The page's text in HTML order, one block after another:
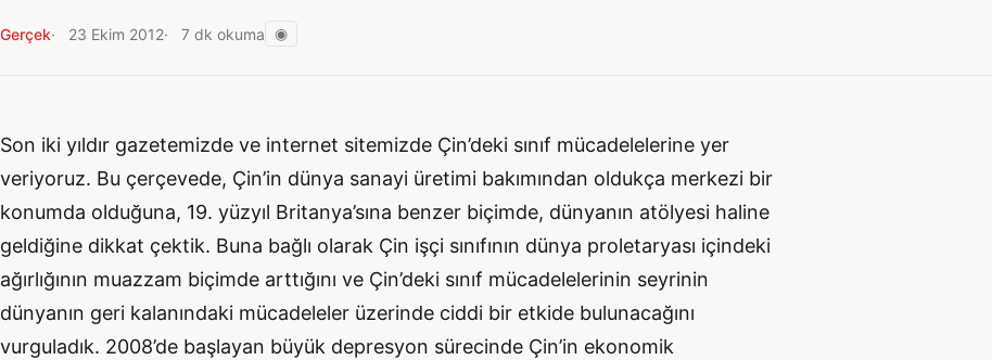
Gerçek 23 Ekim 2012 7 dk okuma ◉
Son iki yıldır gazetemizde ve internet sitemizde Çin’deki sınıf mücadelelerine yer
veriyoruz. Bu çerçevede, Çin’in dünya sanayi üretimi bakımından oldukça merkezi bir
konumda olduğuna, 19. yüzyıl Britanya’sına benzer biçimde, dünyanın atölyesi haline
geldiğine dikkat çektik. Buna bağlı olarak Çin işçi sınıfının dünya proletaryası içindeki
ağırlığının muazzam biçimde arttığını ve Çin’deki sınıf mücadelelerinin seyrinin
dünyanın geri kalanındaki mücadeleler üzerinde ciddi bir etkide bulunacağını
vurguladık. 2008’de başlayan büyük depresyon sürecinde Çin’in ekonomik